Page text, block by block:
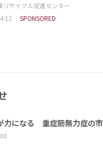
リサイクル促進センター
SPONSORED
力になる 重症筋無力症の